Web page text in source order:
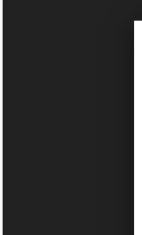
Sketchbook5, 스
Sketchbook5, 스